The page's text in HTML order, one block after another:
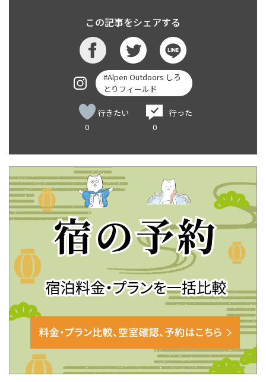
この記事をシェアする
#Alpen Outdoors しろ
とりフィールド
0
行きたい
行った
0